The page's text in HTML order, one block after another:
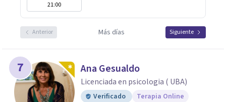
21:00
Anterior Más días Siguiente
7 Ana Gesualdo
Licenciada en psicologia ( UBA)
Verificado Terapia Online